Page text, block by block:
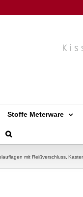
Stoffe Meterware
mit Reißverschluss